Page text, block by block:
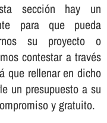
sección hay un
para que pueda
su proyecto o
contestar a través
que rellenar en dicho
un presupuesto a su
y gratuito.